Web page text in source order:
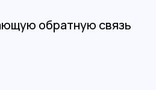
обратную связь